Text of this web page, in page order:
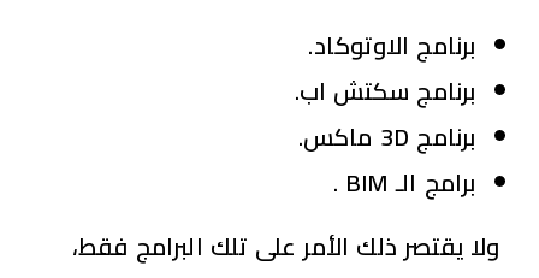
برنامج الاوتوكاد.
برنامج سكتش اب.
برنامج 3D ماكس.
برامج الـ BIM .
ولا يقتصر ذلك الأمر على تلك البرامج فقط،